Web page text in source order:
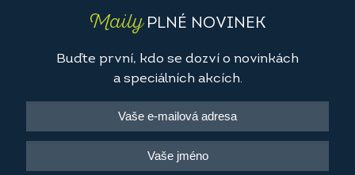
MailyPLNÉ NOVINEK
Buďte první, kdo se dozví o novinkách
a speciálních akcích.